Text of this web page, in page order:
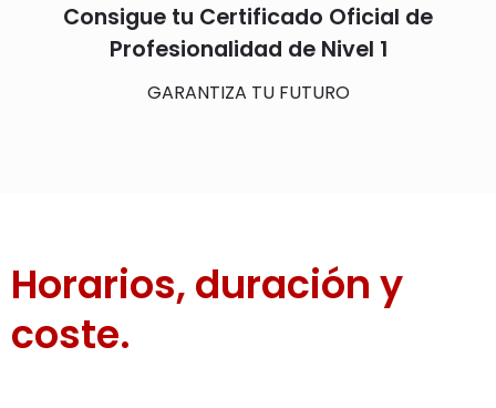
Consigue tu Certificado Oficial de
Profesionalidad de Nivel 1
GARANTIZA TU FUTURO
Horarios, duración y
coste.